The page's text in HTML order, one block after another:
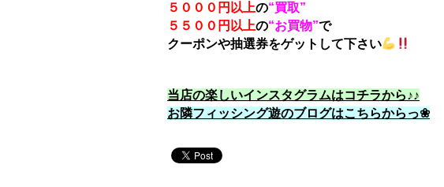
５０００円以上の“買取”
５５００円以上の“お買物”で
クーポンや抽選券をゲットして下さい
当店の楽しいインスタグラムはコチラから♪♪
お隣フィッシング遊のブログはこちらからっ❀